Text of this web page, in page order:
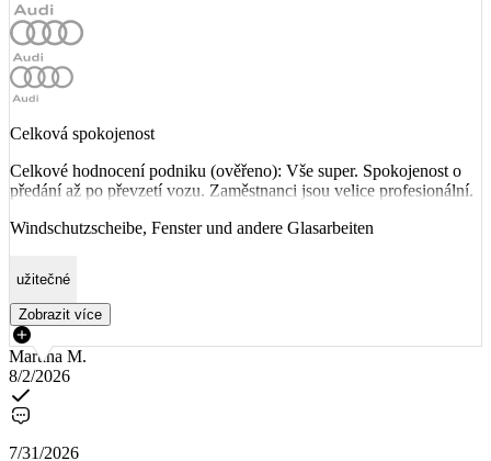
Celková spokojenost
Celkové hodnocení podniku (ověřeno): Vše super. Spokojenost o
předání až po převzetí vozu. Zaměstnanci jsou velice profesionální.
Windschutzscheibe, Fenster und andere Glasarbeiten
užitečné
Zobrazit více
Martina M.
8/2/2026
7/31/2026